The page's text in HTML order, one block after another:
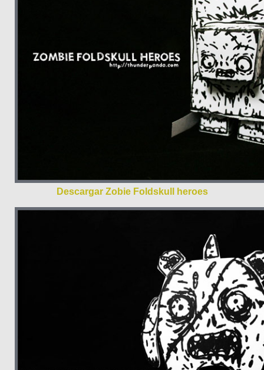
Descargar Zobie Foldskull heroes